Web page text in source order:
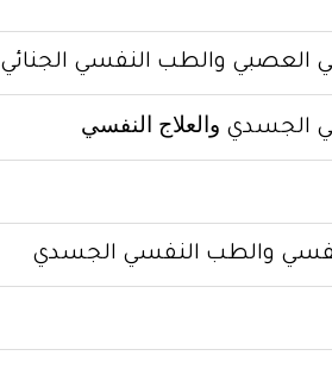
والطب النفسي الجنائي
الجسدي والعلاج النفسي
والطب النفسي الجسدي